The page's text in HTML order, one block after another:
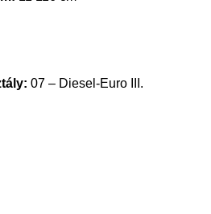
07 – Diesel-Euro III.